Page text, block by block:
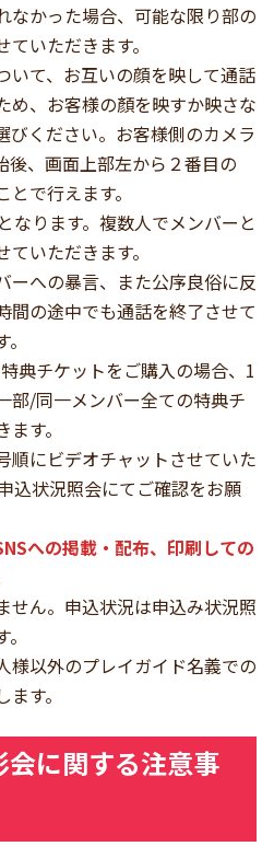
かった場合、可能な限り部の
いただきます。
て、お互いの顔を映して通話
め、お客様の顏を映すか映さな
びください。お客様側のカメラ
後、画面上部左から２番目の
とで行えます。
ります。複数人でメンバーと
いただきます。
への暴言、また公序良俗に反
間の途中でも通話を終了させて
典チケットをご購入の場合、1
部/同一メンバー全ての特典チ
す。
にビデオチャットさせていた
込状況照会にてご確認をお願
への掲載・配布、印刷しての
ん。申込状況は申込み状況照
以外のプレイガイド名義での
す。
会に関する注意事